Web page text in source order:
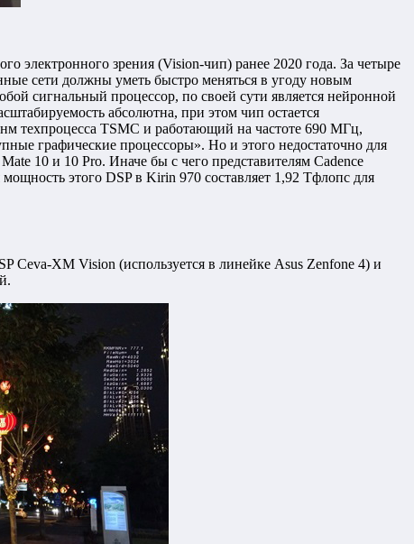
электронного зрения (Vision-чип) ранее 2020 года. За четыре
сети должны уметь быстро меняться в угоду новым
сигнальный процессор, по своей сути является нейронной
абсолютна, при этом чип остается
техпроцесса TSMC и работающий на частоте 690 МГц,
графические процессоры». Но и этого недостаточно для
10 и 10 Pro. Иначе бы с чего представителям Cadence
этого DSP в Kirin 970 составляет 1,92 Тфлопс для
Ceva-XM Vision (используется в линейке Asus Zenfone 4) и